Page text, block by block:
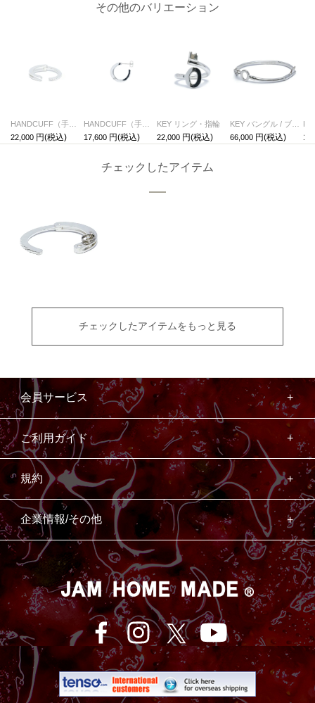
その他のバリエーション
HANDCUFF（手錠） リング
22,000
HANDCUFF（手錠） ピアス / 片耳
17,600
KEY リング・指輪
22,000
KEY バングル / ブレスレット
66,000
チェックしたアイテム
チェックしたアイテムをもっと見る
会員サービス
ご利用ガイド
規約
企業情報/その他